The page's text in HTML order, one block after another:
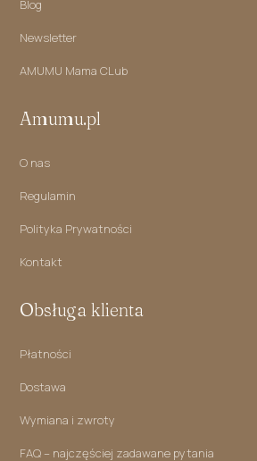
Blog
Newsletter
AMUMU Mama CLub
Amumu.pl
O nas
Regulamin
Polityka Prywatności
Kontakt
Obsługa klienta
Płatności
Dostawa
Wymiana i zwroty
FAQ – najczęściej zadawane pytania